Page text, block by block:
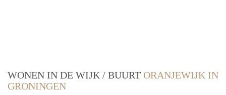
WONEN IN DE WIJK / BUURT ORANJEWIJK IN
GRONINGEN